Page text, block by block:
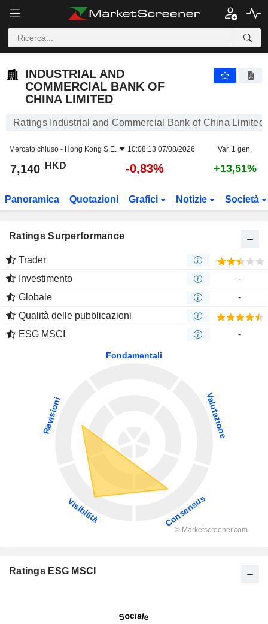
INDUSTRIAL AND
COMMERCIAL BANK OF
CHINA LIMITED
Ratings Industrial and Commercial Bank of China Limited
Mercato chiuso - Hong Kong S.E. 10:08:13 07/08/2026 Var. 1 gen.
7,140 HKD -0,83% +13,51%
Panoramica Quotazioni Grafici Notizie Società
Ratings Surperformance
Trader
Investimento
-
Globale
-
Qualità delle pubblicazioni
ESG MSCI
-
Ratings ESG MSCI